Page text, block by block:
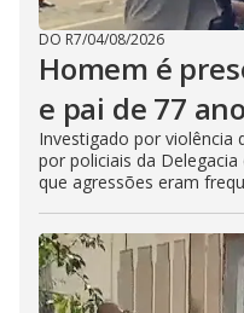
DO R7/04/08/2026
Homem é
e pai de 77
Investigado por violência
por policiais da
que agressões eram